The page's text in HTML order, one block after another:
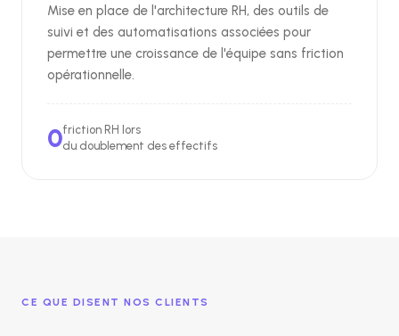
Mise en place de l'architecture RH, des outils de
suivi et des automatisations associées pour
permettre une croissance de l'équipe sans friction
opérationnelle.
0friction RH lors
du doublement des effectifs
CE QUE DISENT NOS CLIENTS